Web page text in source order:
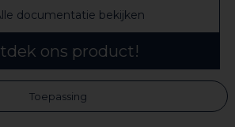
documentatie bekijken
ons product!
Toepassing